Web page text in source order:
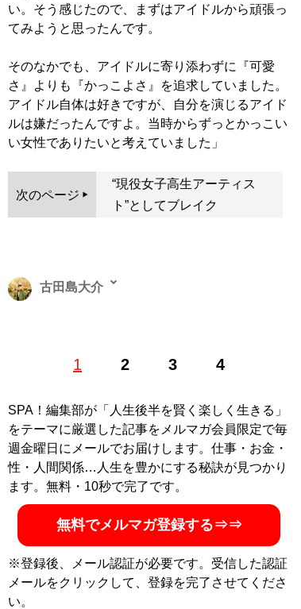
い。そう感じたので、まずはアイドルから頑張っ
てみようと思ったんです。
そのなかでも、アイドルに寄り添わずに『可愛
さ』よりも『かっこよさ』を追求していました。
アイドル自体は好きですが、自分を演じるアイド
ルは嫌だったんですよ。当時からずっとかっこい
い女性でありたいと考えていました」
次のページ
“現役女子高生アーティス
ト”としてブレイク
1 2 3 4
古田島大介
カルチャーなど興味関心の湧く分野を中心に執筆活動を
び、現場で知ることを大切にしている
記事一覧へ
SPA！編集部が「人生後半を賢く楽しく生きる」
をテーマに厳選した記事をメルマガ会員限定で毎
週金曜日にメールでお届けします。仕事・お金・
性・人間関係…人生を豊かにする秘訣が見つかり
ます。無料・10秒で完了です。
無料でメルマガ登録する⇒⇒
※登録後、メール認証が必要です。受信した認証
メールをクリックして、登録を完了させてくださ
い。